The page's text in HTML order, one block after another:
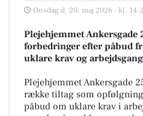
Onsdag d. 20. maj 2026 - kl.
Plejehjemmet
forbedringer efter påbud
uklare krav og
Plejehjemmet Ankersgade
række tiltag som
påbud om uklare krav i